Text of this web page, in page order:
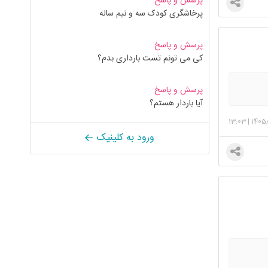
|
13:03
پرخاشگری کودک سه و نیم ساله
پرسش و پاسخ
کی می تونم تست بارداری بدم؟
پرسش و پاسخ
آیا باردار هستم؟
ورود به کلینیک